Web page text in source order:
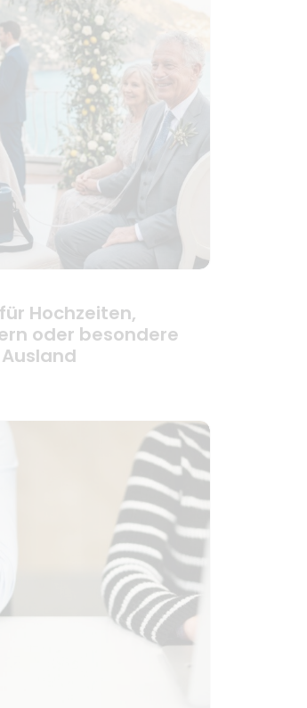
Hochzeiten,
oder besondere